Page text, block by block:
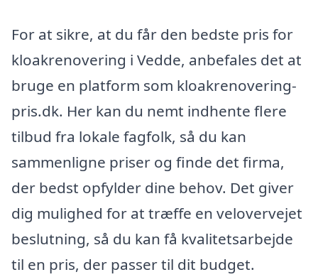
For at sikre, at du får den bedste pris for
kloakrenovering i Vedde, anbefales det at
bruge en platform som kloakrenovering-
pris.dk. Her kan du nemt indhente flere
tilbud fra lokale fagfolk, så du kan
sammenligne priser og finde det firma,
der bedst opfylder dine behov. Det giver
dig mulighed for at træffe en velovervejet
beslutning, så du kan få kvalitetsarbejde
til en pris, der passer til dit budget.